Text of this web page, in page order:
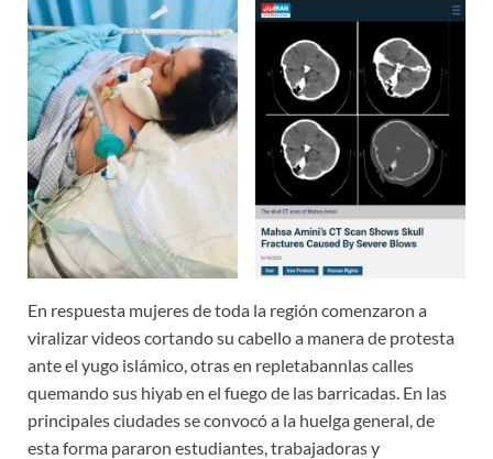
En respuesta mujeres de toda la región comenzaron a
viralizar videos cortando su cabello a manera de protesta
ante el yugo islámico, otras en repletabannlas calles
quemando sus hiyab en el fuego de las barricadas. En las
principales ciudades se convocó a la huelga general, de
esta forma pararon estudiantes, trabajadoras y